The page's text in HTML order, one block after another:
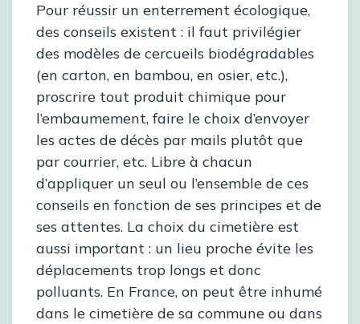
Pour réussir un enterrement écologique,
des conseils existent : il faut privilégier
des modèles de cercueils biodégradables
(en carton, en bambou, en osier, etc.),
proscrire tout produit chimique pour
l’embaumement, faire le choix d’envoyer
les actes de décès par mails plutôt que
par courrier, etc. Libre à chacun
d’appliquer un seul ou l’ensemble de ces
conseils en fonction de ses principes et de
ses attentes. La choix du cimetière est
aussi important : un lieu proche évite les
déplacements trop longs et donc
polluants. En France, on peut être inhumé
dans le cimetière de sa commune ou dans